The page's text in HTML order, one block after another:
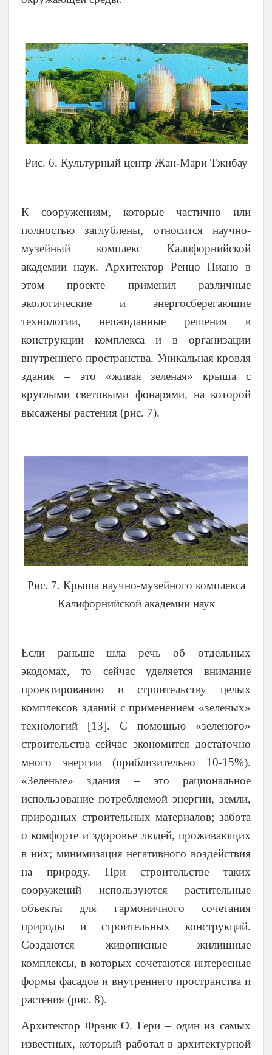
Рис. 6. Культурный центр Жан-Мари Тжибау
К сооружениям, которые частично или
полностью заглублены, относится научно-
музейный комплекс Калифорнийской
академии наук. Архитектор Ренцо Пиано в
этом проекте применил различные
экологические и энергосберегающие
технологии, неожиданные решения в
конструкции комплекса и в организации
внутреннего пространства. Уникальная кровля
здания – это «живая зеленая» крыша с
круглыми световыми фонарями, на которой
высажены растения (рис. 7).
Рис. 7. Крыша научно-музейного комплекса
Калифорнийской академии наук
Если раньше шла речь об отдельных
экодомах, то сейчас уделяется внимание
проектированию и строительству целых
комплексов зданий с применением «зеленых»
технологий [13]. С помощью «зеленого»
строительства сейчас экономится достаточно
много энергии (приблизительно 10-15%).
«Зеленые» здания – это рациональное
использование потребляемой энергии, земли,
природных строительных материалов; забота
о комфорте и здоровье людей, проживающих
в них; минимизация негативного воздействия
на природу. При строительстве таких
сооружений используются растительные
объекты для гармоничного сочетания
природы и строительных конструкций.
Создаются живописные жилищные
комплексы, в которых сочетаются интересные
формы фасадов и внутреннего пространства и
растения (рис. 8).
Архитектор Фрэнк О. Гери – один из самых
известных, который работал в архитектурной